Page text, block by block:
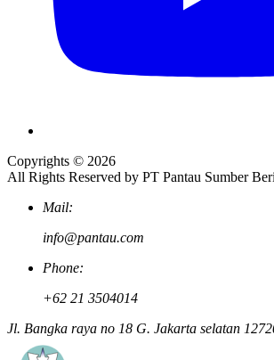
Copyrights © 2026
All Rights Reserved by PT Pantau Sumber
Mail:
info@pantau.com
Phone:
+62 21 3504014
Jl. Bangka raya no 18 G. Jakarta selatan